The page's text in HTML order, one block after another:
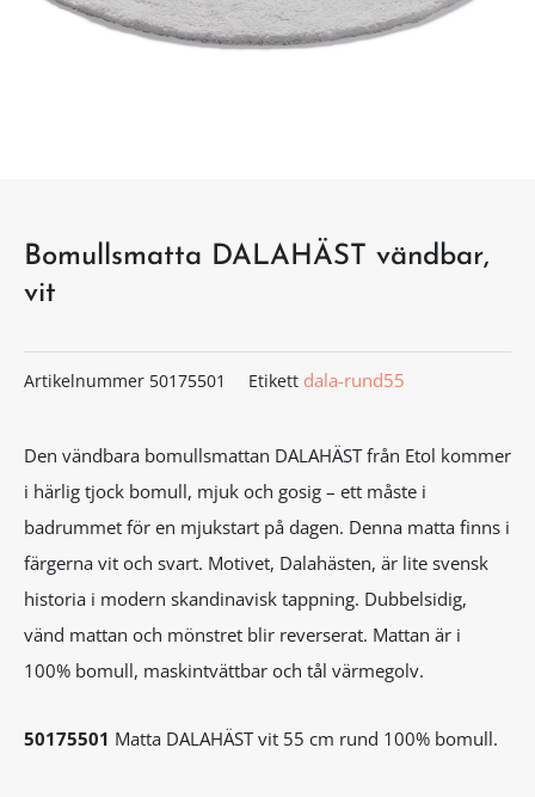
Bomullsmatta DALAHÄST vändbar,
vit
Artikelnummer 50175501 Etikett dala-rund55
Den vändbara bomullsmattan DALAHÄST från Etol kommer
i härlig tjock bomull, mjuk och gosig – ett måste i
badrummet för en mjukstart på dagen. Denna matta finns i
färgerna vit och svart. Motivet, Dalahästen, är lite svensk
historia i modern skandinavisk tappning. Dubbelsidig,
vänd mattan och mönstret blir reverserat. Mattan är i
100% bomull, maskintvättbar och tål värmegolv.
50175501 Matta DALAHÄST vit 55 cm rund 100% bomull.